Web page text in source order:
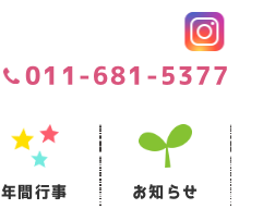
011-681-5377
年間行事 お知らせ